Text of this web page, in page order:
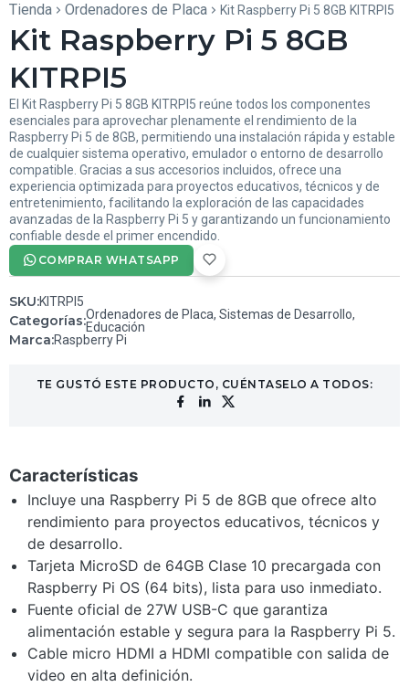
Tienda Ordenadores de Placa Kit Raspberry Pi 5 8GB KITRPI5
Kit Raspberry Pi 5 8GB
KITRPI5
El Kit Raspberry Pi 5 8GB KITRPI5 reúne todos los componentes
esenciales para aprovechar plenamente el rendimiento de la
Raspberry Pi 5 de 8GB, permitiendo una instalación rápida y estable
de cualquier sistema operativo, emulador o entorno de desarrollo
compatible. Gracias a sus accesorios incluidos, ofrece una
experiencia optimizada para proyectos educativos, técnicos y de
entretenimiento, facilitando la exploración de las capacidades
avanzadas de la Raspberry Pi 5 y garantizando un funcionamiento
confiable desde el primer encendido.
COMPRAR WHATSAPP
SKU:KITRPI5
Categorías:Ordenadores de Placa, Sistemas de Desarrollo,
Educación
Marca:Raspberry Pi
TE GUSTÓ ESTE PRODUCTO, CUÉNTASELO A TODOS:
Características
Incluye una Raspberry Pi 5 de 8GB que ofrece alto
rendimiento para proyectos educativos, técnicos y
de desarrollo.
Tarjeta MicroSD de 64GB Clase 10 precargada con
Raspberry Pi OS (64 bits), lista para uso inmediato.
Fuente oficial de 27W USB-C que garantiza
alimentación estable y segura para la Raspberry Pi 5.
Cable micro HDMI a HDMI compatible con salida de
video en alta definición.